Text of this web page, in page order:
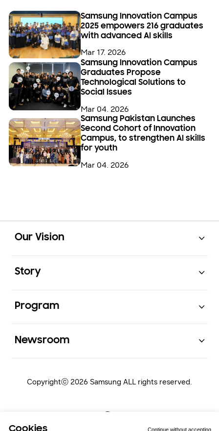
Samsung Innovation Campus
2025 empowers 216 graduates
with advanced AI skills
Mar 17. 2026
Samsung Innovation Campus
Graduates Propose
Technological Solutions to
Social Issues
Mar 04. 2026
Samsung Pakistan Launches
Second Cohort of Innovation
Campus, to strengthen AI skills
for youth
Mar 04. 2026
Our Vision
Story
Program
Newsroom
Copyrightⓒ 2026 Samsung ALL rights reserved.
Continue without accepting
Cookies